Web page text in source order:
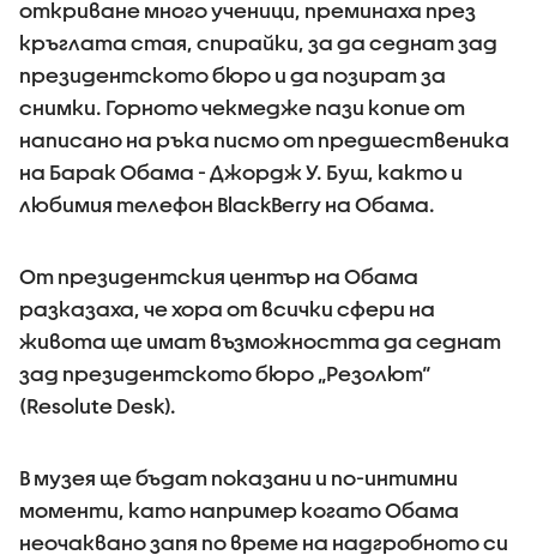
откриване много ученици, преминаха през
кръглата стая, спирайки, за да седнат зад
президентското бюро и да позират за
снимки. Горното чекмедже пази копие от
написано на ръка писмо от предшественика
на Барак Обама - Джордж У. Буш, както и
любимия телефон BlackBerry на Обама.
От президентския център на Обама
разказаха, че хора от всички сфери на
живота ще имат възможността да седнат
зад президентското бюро „Резолют“
(Resolute Desk).
В музея ще бъдат показани и по-интимни
моменти, като например когато Обама
неочаквано запя по време на надгробното си